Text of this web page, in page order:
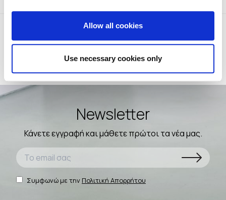
Allow all cookies
Use necessary cookies only
Newsletter
Κάνετε εγγραφή και μάθετε πρώτοι τα νέα μας.
Συμφωνώ με την Πολιτική Απορρήτου